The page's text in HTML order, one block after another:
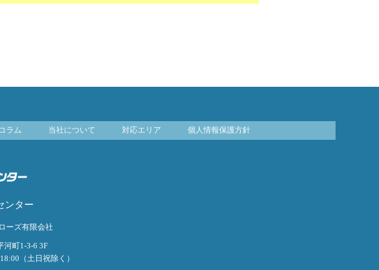
ラム 当社について 対応エリア 個人情報保護方針
ンター
ーズ有限会社
河町1-3-6 3F
（土日祝除く）